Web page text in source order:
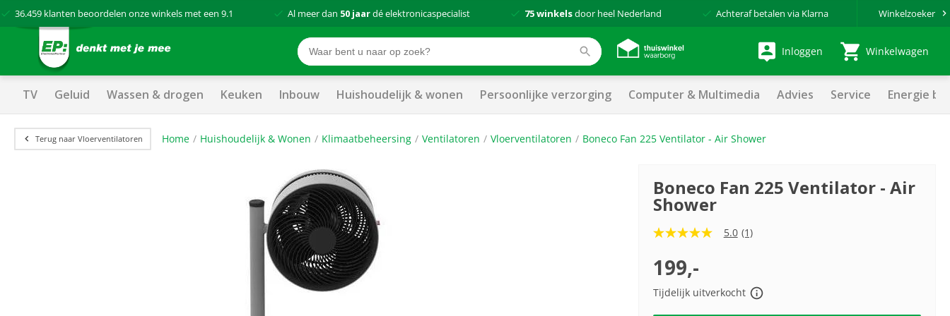
36.459 klanten beoordelen onze winkels met een 9.1 Al meer dan 50 jaardé elektronicaspecialist 75 winkelsdoor heel Nederland Achteraf betalen via Klarna Winkelzoeker
Inloggen Winkelwagen
TV Geluid Wassen & drogen Keuken Inbouw Huishoudelijk & wonen Persoonlijke verzorging Computer & Multimedia Advies Service Energie
Terug naar Vloerventilatoren Home Huishoudelijk & Wonen Klimaatbeheersing Ventilatoren Vloerventilatoren Boneco Fan 225 Ventilator - Air Shower
Boneco Fan 225 Ventilator - Air
Shower
5.0
5
sterren,
gemiddelde
scorewaarde.
5.0 (1)
199,-
Tijdelijk uitverkocht